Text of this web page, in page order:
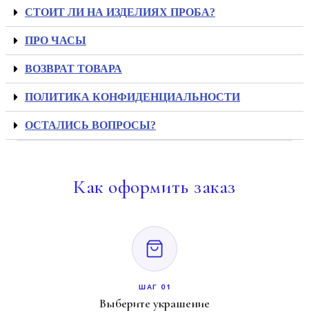
СТОИТ ЛИ НА ИЗДЕЛИЯХ ПРОБА?
ПРО ЧАСЫ
ВОЗВРАТ ТОВАРА
ПОЛИТИКА КОНФИДЕНЦИАЛЬНОСТИ
ОСТАЛИСЬ ВОПРОСЫ?
Как оформить заказ
ШАГ 01
Выберите украшение